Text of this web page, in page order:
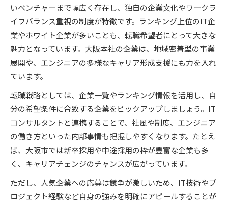
いベンチャーまで幅広く存在し、独自の企業文化やワークラ
イフバランス重視の制度が特徴です。ランキング上位のIT企
業やホワイト企業が多いことも、転職希望者にとって大きな
魅力となっています。大阪本社の企業は、地域密着型の事業
展開や、エンジニアの多様なキャリア形成支援にも力を入れ
ています。
転職戦略としては、企業一覧やランキング情報を活用し、自
分の希望条件に合致する企業をピックアップしましょう。IT
コンサルタントと連携することで、社風や制度、エンジニア
の働き方といった内部事情も把握しやすくなります。たとえ
ば、大阪市では新卒採用や中途採用の枠が豊富な企業も多
く、キャリアチェンジのチャンスが広がっています。
ただし、人気企業への応募は競争が激しいため、IT技術やプ
ロジェクト経験など自身の強みを明確にアピールすることが